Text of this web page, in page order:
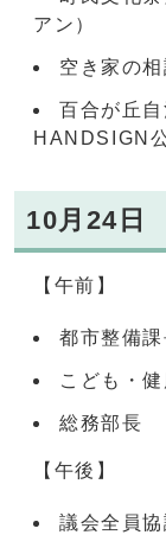
アン）
空き家の相
百合が丘
HANDSIGN
10月24日
【午前】
都市整備課
こども・
総務部長
【午後】
議会全員協